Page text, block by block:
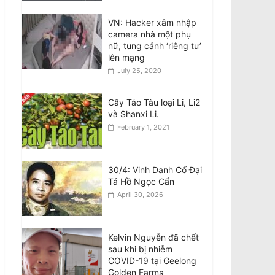
Nghiên cứu Úc: Nắng
nóng cực đoan nguy
cơ ảnh hưởng đến sức
khỏe tâm thần ở trẻ em
VIDEO: Cầu thủ 24 tuổi
bị sét đánh tử vong khi
đang thi đấu tại Thái
VN: Hacker xâm nhập
camera nhà một phụ
nữ, tung cảnh ‘riêng tư’
lên mạng
July 25, 2020
Cây Táo Tàu loại Li, Li2
và Shanxi Li.
February 1, 2021
30/4: Vinh Danh Cố Đại
Tá Hồ Ngọc Cẩn
April 30, 2026
Kelvin Nguyễn đã chết
sau khi bị nhiễm
COVID-19 tại Geelong
Golden Farms